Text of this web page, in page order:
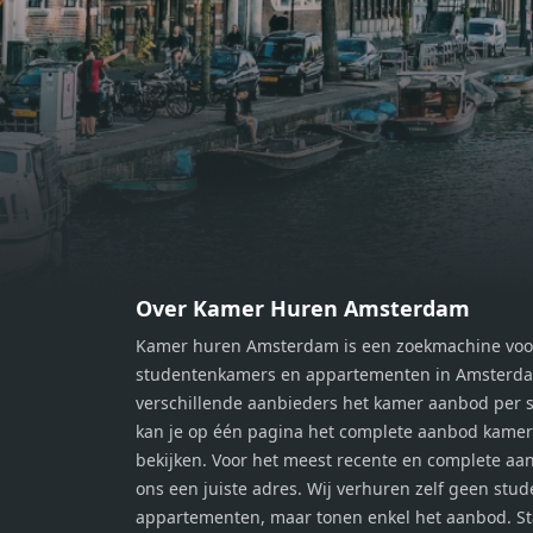
moment van rust. De woning
beschikt over twee comfortabele
slaapkamers van respectievelijk 12,1
m² en 8 m². Beide kamers bieden tal
van mogelijkheden, zoals een fijne
werkplek, een logeerkamer of een
persoonlijke slaapkamer. De
gemak en privacy. Gelegen in een
Zaandam, bevindt de woning zich
op een perfecte locatie. Winkels,
openbaar vervoer en uitvalswegen
naar Amsterdam zijn allemaal
binnen handbereik. Bovendien
geniet je hier van de unieke
m²
van
op
naar
Over Kamer Huren Amsterdam
Kamer huren Amsterdam is een zoekmachine
studentenkamers en appartementen in
verschillende aanbieders het kamer aanbod per
kan je op één pagina het complete aanbod
bekijken. Voor het meest recente en complete
ons een juiste adres. Wij verhuren zelf geen
appartementen, maar tonen enkel het aanbod.